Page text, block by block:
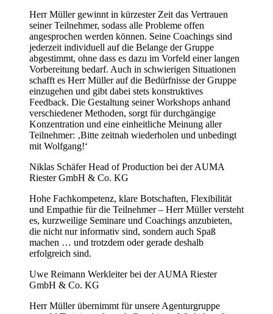
Herr Müller gewinnt in kürzester Zeit das Vertrauen
seiner Teilnehmer, sodass alle Probleme offen
angesprochen werden können. Seine Coachings sind
jederzeit individuell auf die Belange der Gruppe
abgestimmt, ohne dass es dazu im Vorfeld einer langen
Vorbereitung bedarf. Auch in schwierigen Situationen
schafft es Herr Müller auf die Bedürfnisse der Gruppe
einzugehen und gibt dabei stets konstruktives
Feedback. Die Gestaltung seiner Workshops anhand
verschiedener Methoden, sorgt für durchgängige
Konzentration und eine einheitliche Meinung aller
Teilnehmer: ‚Bitte zeitnah wiederholen und unbedingt
mit Wolfgang!‘
Niklas Schäfer Head of Production bei der AUMA
Riester GmbH & Co. KG
Hohe Fachkompetenz, klare Botschaften, Flexibilität
und Empathie für die Teilnehmer – Herr Müller versteht
es, kurzweilige Seminare und Coachings anzubieten,
die nicht nur informativ sind, sondern auch Spaß
machen … und trotzdem oder gerade deshalb
erfolgreich sind.
Uwe Reimann Werkleiter bei der AUMA Riester
GmbH & Co. KG
Herr Müller übernimmt für unsere Agenturgruppe